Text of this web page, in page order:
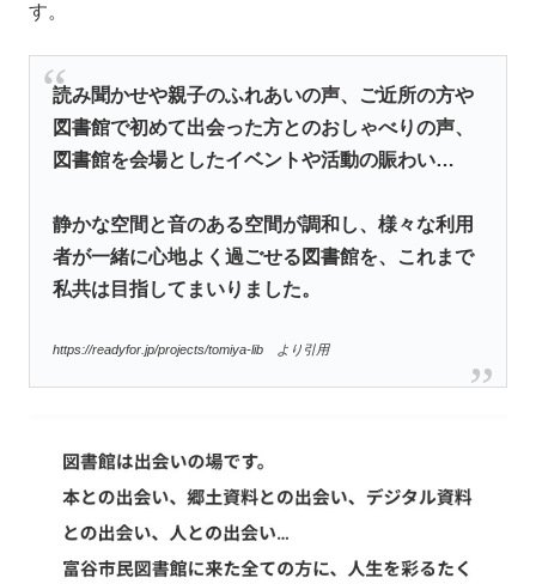
す。
読み聞かせや親子のふれあいの声、ご近所の方や
図書館で初めて出会った方とのおしゃべりの声、
図書館を会場としたイベントや活動の賑わい…
静かな空間と音のある空間が調和し、様々な利用
者が一緒に心地よく過ごせる図書館を、これまで
私共は目指してまいりました。
https://readyfor.jp/projects/tomiya-lib より引用